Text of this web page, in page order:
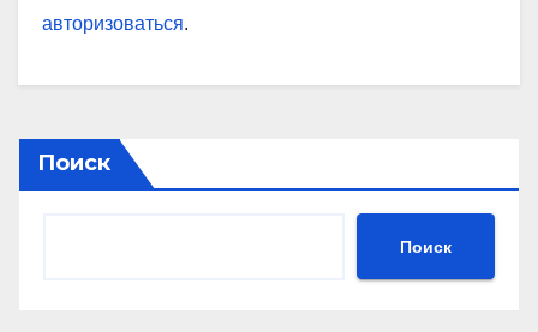
авторизоваться.
Поиск
Поиск